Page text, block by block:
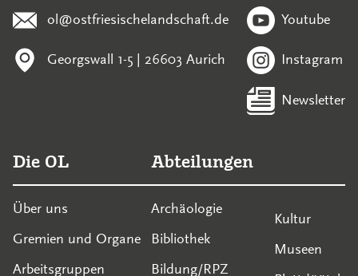
ol@ostfriesischelandschaft.de
Georgswall 1-5 | 26603 Aurich
Youtube
Instagram
Newsletter
Die OL
Über uns
Gremien und Organe
Arbeitsgruppen
Abteilungen
Archäologie
Bibliothek
Bildung/RPZ
Kultur
Museen